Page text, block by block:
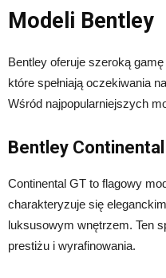
Modeli Bentley
Bentley oferuje szeroką
które spełniają oczekiwania
Wśród najpopularniejszych
Bentley Continental
Continental GT to flagowy
charakteryzuje się
luksusowym wnętrzem. Ten
prestiżu i wyrafinowania.